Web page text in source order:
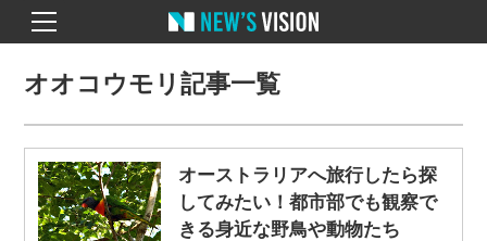
オオコウモリ記事一覧
オーストラリアへ旅行したら探
してみたい！都市部でも観察で
きる身近な野鳥や動物たち